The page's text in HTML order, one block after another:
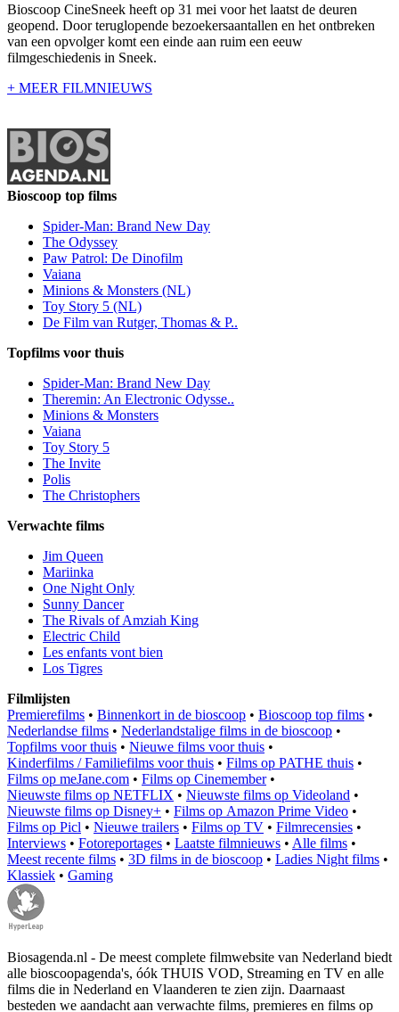
Bioscoop CineSneek heeft op 31 mei voor het laatst de deuren
geopend. Door teruglopende bezoekersaantallen en het ontbreken
van een opvolger komt een einde aan ruim een eeuw
filmgeschiedenis in Sneek.
+ MEER FILMNIEUWS
Bioscoop top films
Spider-Man: Brand New Day
The Odyssey
Paw Patrol: De Dinofilm
Vaiana
Minions & Monsters (NL)
Toy Story 5 (NL)
De Film van Rutger, Thomas & P..
Topfilms voor thuis
Spider-Man: Brand New Day
Theremin: An Electronic Odysse..
Minions & Monsters
Vaiana
Toy Story 5
The Invite
Polis
The Christophers
Verwachte films
Jim Queen
Mariinka
One Night Only
Sunny Dancer
The Rivals of Amziah King
Electric Child
Les enfants vont bien
Los Tigres
Filmlijsten
Premierefilms • Binnenkort in de bioscoop • Bioscoop top films •
Nederlandse films • Nederlandstalige films in de bioscoop •
Topfilms voor thuis • Nieuwe films voor thuis •
Kinderfilms / Familiefilms voor thuis • Films op PATHE thuis •
Films op meJane.com • Films op Cinemember•
Nieuwste films op NETFLIX • Nieuwste films op Videoland •
Nieuwste films op Disney+ • Films op Amazon Prime Video •
Films op Picl • Nieuwe trailers • Films op TV • Filmrecensies •
Interviews • Fotoreportages • Laatste filmnieuws • Alle films •
Meest recente films • 3D films in de bioscoop • Ladies Night films •
Klassiek • Gaming
Biosagenda.nl - De meest complete filmwebsite van Nederland biedt
alle bioscoopagenda's, óók THUIS VOD, Streaming en TV en alle
films die in Nederland en Vlaanderen te zien zijn. Daarnaast
besteden we aandacht aan verwachte films, premieres en films op